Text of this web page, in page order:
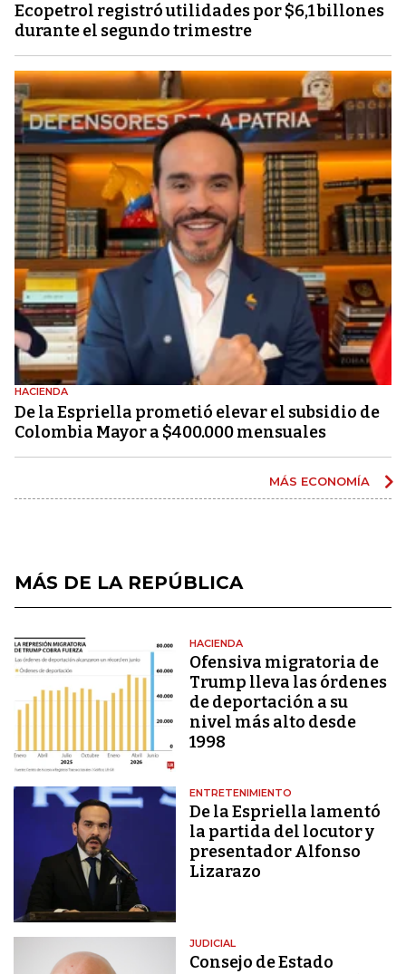
Ecopetrol registró utilidades por $6,1 billones
durante el segundo trimestre
HACIENDA
De la Espriella prometió elevar el subsidio de
Colombia Mayor a $400.000 mensuales
MÁS ECONOMÍA
MÁS DE LA REPÚBLICA
HACIENDA
Ofensiva migratoria de
Trump lleva las órdenes
de deportación a su
nivel más alto desde
1998
ENTRETENIMIENTO
De la Espriella lamentó
la partida del locutor y
presentador Alfonso
Lizarazo
JUDICIAL
Consejo de Estado